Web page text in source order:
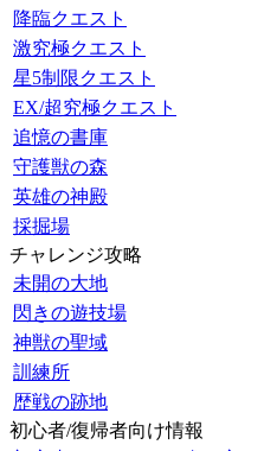
降臨クエスト
激究極クエスト
星5制限クエスト
EX/超究極クエスト
追憶の書庫
守護獣の森
英雄の神殿
採掘場
チャレンジ攻略
未開の大地
閃きの遊技場
神獣の聖域
訓練所
歴戦の跡地
初心者/復帰者向け情報